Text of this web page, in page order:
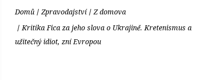
Domů Zpravodajství
Z domova
Kritika Fica za jeho slova o Ukrajině. Kretenismus a
užitečný idiot, zní Evropou